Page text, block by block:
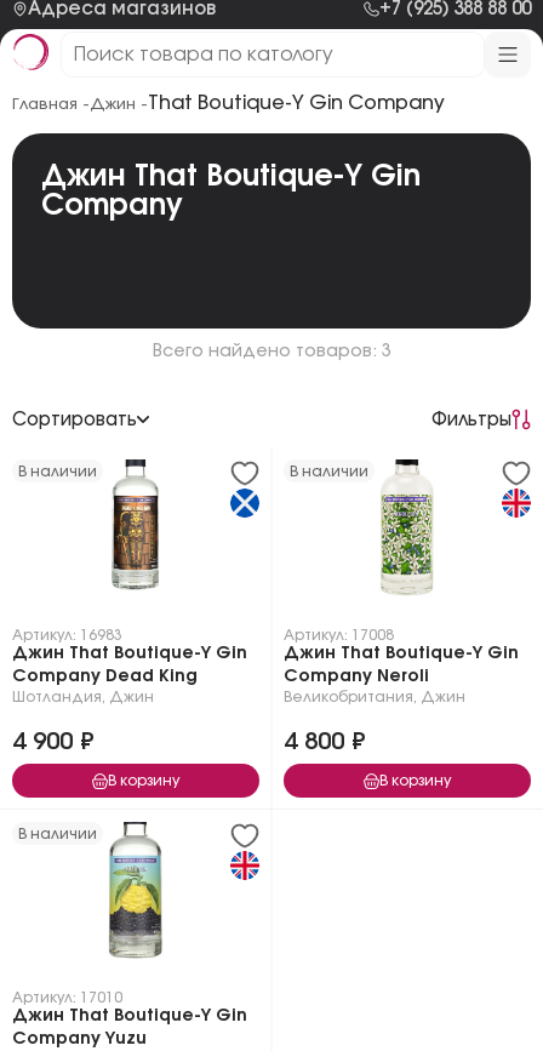
Адреса магазинов +7 (925) 388 88 00
Главная -Джин -That Boutique-Y Gin Company
Джин That Boutique-Y Gin
Company
Всего найдено товаров: 3
Сортировать Фильтры
В наличии
Артикул: 16983
Джин That Boutique-Y Gin
Company Dead King
Шотландия Джин
4 900 ₽
В корзину
В наличии
Артикул: 17008
Джин That Boutique-Y Gin
Company Neroli
Великобритания Джин
4 800 ₽
В корзину
В наличии
Артикул: 17010
Джин That Boutique-Y Gin
Company Yuzu